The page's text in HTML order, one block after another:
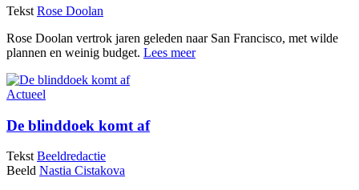
Tekst Rose Doolan
Rose Doolan vertrok jaren geleden naar San Francisco, met wilde
plannen en weinig budget. Lees meer
Actueel
De blinddoek komt af
Tekst Beeldredactie
Beeld Nastia Cistakova